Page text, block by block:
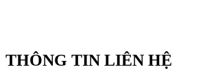
THÔNG TIN LIÊN HỆ